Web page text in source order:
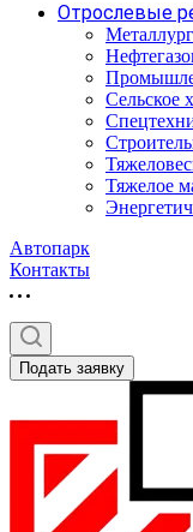
Отрослевые
Сельское
Тяжелое
Автопарк
Контакты
Подать заявку